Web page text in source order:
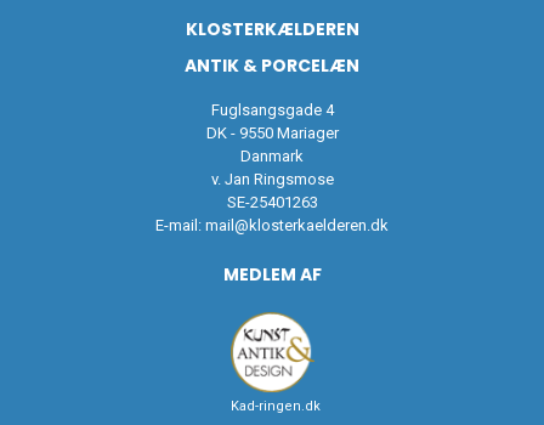
KLOSTERKÆLDEREN
ANTIK & PORCELÆN
Fuglsangsgade 4
DK - 9550 Mariager
Danmark
v. Jan Ringsmose
SE-25401263
E-mail: mail@klosterkaelderen.dk
MEDLEM AF
Kad-ringen.dk